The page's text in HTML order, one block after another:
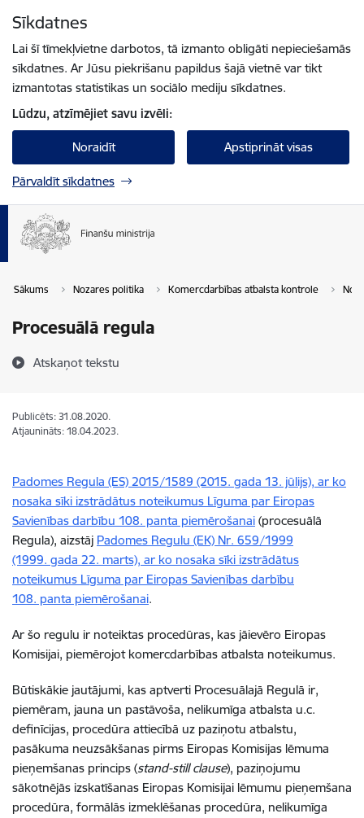
Sīkdatnes
Lai šī tīmekļvietne darbotos, tā izmanto obligāti nepieciešamās
sīkdatnes. Ar Jūsu piekrišanu papildus šajā vietnē var tikt
izmantotas statistikas un sociālo mediju sīkdatnes.
Lūdzu, atzīmējiet savu izvēli:
Noraidīt Apstiprināt visas
Pārvaldīt sīkdatnes
Sākums Nozares politika Komercdarbības atbalsta kontrole
Procesuālā regula
Atskaņot tekstu
Publicēts: 31.08.2020.
Atjaunināts: 18.04.2023.
Padomes Regula (ES) 2015/1589 (2015. gada 13. jūlijs), ar ko
nosaka sīki izstrādātus noteikumus Līguma par Eiropas
Savienības darbību 108. panta piemērošanai (procesuālā
Regula), aizstāj Padomes Regulu (EK) Nr. 659/1999
(1999. gada 22. marts), ar ko nosaka sīki izstrādātus
noteikumus Līguma par Eiropas Savienības darbību
108. panta piemērošanai.
Ar šo regulu ir noteiktas procedūras, kas jāievēro Eiropas
Komisijai, piemērojot komercdarbības atbalsta noteikumus.
Būtiskākie jautājumi, kas aptverti Procesuālajā Regulā ir,
piemēram, jauna un pastāvoša, nelikumīga atbalsta u.c.
definīcijas, procedūra attiecībā uz paziņotu atbalstu,
pasākuma neuzsākšanas pirms Eiropas Komisijas lēmuma
pieņemšanas princips (stand-still clause), paziņojumu
sākotnējās izskatīšanas Eiropas Komisijai lēmumu pieņemšana
procedūra, formālās izmeklēšanas procedūra, nelikumīga